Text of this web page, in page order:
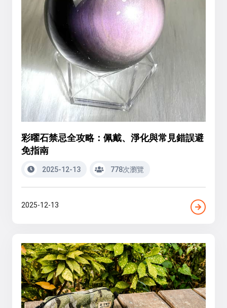
彩曜石禁忌全攻略：佩戴、淨化與常見錯誤避
免指南
2025-12-13 778次瀏覽
2025-12-13